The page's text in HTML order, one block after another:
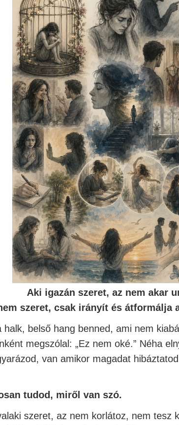
Aki igazán szeret, az nem akar
szeret, csak irányít és átformálja
halk, belső hang benned, ami nem
megszólal: „Ez nem oké.” Néha
van amikor magadat
tudod, miről van szó.
szeret, az nem korlátoz, nem tesz